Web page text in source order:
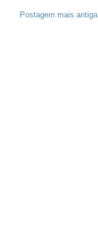
Postagem mais antiga